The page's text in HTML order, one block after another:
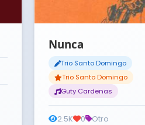
Nunca
Trio Santo Domingo
Trio Santo Domingo
Guty Cardenas
2.5K 0 Otro